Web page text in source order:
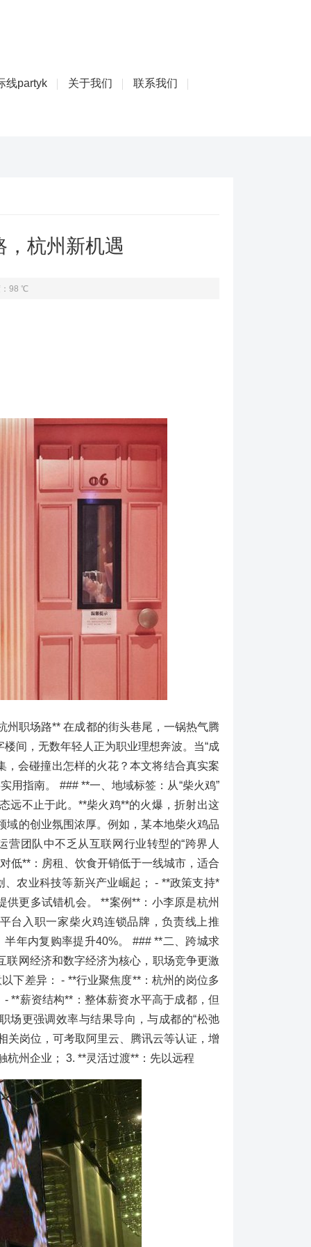
线partyk 关于我们 联系我们
杭州新机遇
：98 ℃
场路** 在成都的街头巷尾，一锅热气腾
间，无数年轻人正为职业理想奔波。当“成
，会碰撞出怎样的火花？本文将结合真实案
用指南。 ### **一、地域标签：从“柴火鸡”
远不止于此。**柴火鸡**的火爆，折射出这
的创业氛围浓厚。例如，某本地柴火鸡品
团队中不乏从互联网行业转型的“跨界人
低**：房租、饮食开销低于一线城市，适合
农业科技等新兴产业崛起； - **政策支持*
更多试错机会。 **案例**：小李原是杭州
台入职一家柴火鸡连锁品牌，负责线上推
年内复购率提升40%。 ### **二、跨城求
联网经济和数字经济为核心，职场竞争更激
下差异： - **行业聚焦度**：杭州的岗位多
**薪资结构**：整体薪资水平高于成都，但
场更强调效率与结果导向，与成都的“松弛
关岗位，可考取阿里云、腾讯云等认证，增
杭州企业； 3. **灵活过渡**：先以远程